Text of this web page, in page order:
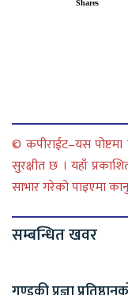
Shares
© कपीराईट–यस
सुरक्षीत छ । यहाँ
साभार गरेको पाइएमा
सम्बन्धित खवर